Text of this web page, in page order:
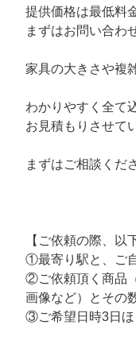
提供価格は最低料
まずはお問い合わ
家具の大きさや複
わかりやすく全て
お見積もりさせて
まずはご相談くだ
【ご依頼の際、以
①最寄り駅と、ご
②ご依頼頂く商品
画像など）とその
③ご希望日時3日